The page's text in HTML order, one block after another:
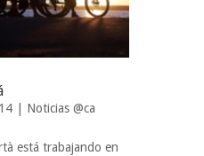
| Noticias @ca
está trabajando en